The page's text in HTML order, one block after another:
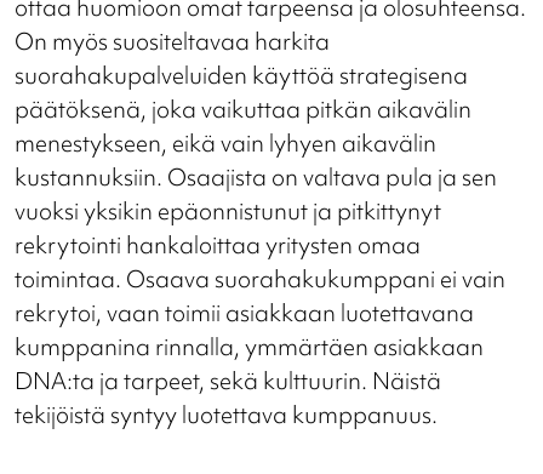
ottaa huomioon omat tarpeensa ja olosuhteensa.
On myös suositeltavaa harkita
suorahakupalveluiden käyttöä strategisena
päätöksenä, joka vaikuttaa pitkän aikavälin
menestykseen, eikä vain lyhyen aikavälin
kustannuksiin. Osaajista on valtava pula ja sen
vuoksi yksikin epäonnistunut ja pitkittynyt
rekrytointi hankaloittaa yritysten omaa
toimintaa. Osaava suorahakukumppani ei vain
rekrytoi, vaan toimii asiakkaan luotettavana
kumppanina rinnalla, ymmärtäen asiakkaan
DNA:ta ja tarpeet, sekä kulttuurin. Näistä
tekijöistä syntyy luotettava kumppanuus.